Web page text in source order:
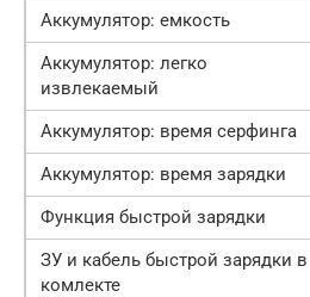
Аккумулятор: емкость
Аккумулятор: легко
извлекаемый
Аккумулятор: время серфинга
Аккумулятор: время зарядки
Функция быстрой зарядки
ЗУ и кабель быстрой зарядки в
комлекте